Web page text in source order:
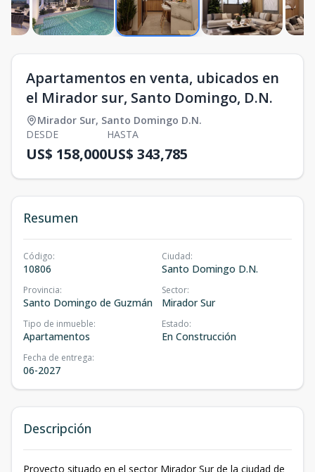
Apartamentos en venta, ubicados en
el Mirador sur, Santo Domingo, D.N.
Mirador Sur, Santo Domingo D.N.
DESDE
US$ 158,000
HASTA
US$ 343,785
Resumen
Código:
10806
Ciudad:
Santo Domingo D.N.
Provincia:
Santo Domingo de Guzmán
Sector:
Mirador Sur
Tipo de inmueble:
Apartamentos
Estado:
En Construcción
Fecha de entrega:
06-2027
Descripción
Proyecto situado en el sector Mirador Sur de la ciudad de